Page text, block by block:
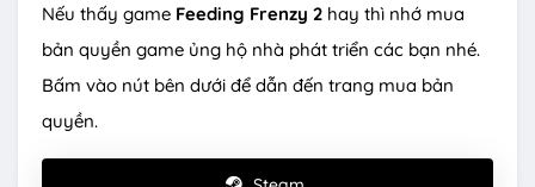
Nếu thấy game Feeding Frenzy 2 hay thì nhớ mua
bản quyền game ủng hộ nhà phát triển các bạn nhé.
Bấm vào nút bên dưới để dẫn đến trang mua bản
quyền.